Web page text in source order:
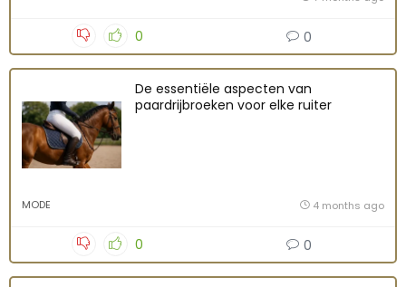
0 0
De essentiële aspecten van
paardrijbroeken voor elke ruiter
MODE 4 months ago
0 0